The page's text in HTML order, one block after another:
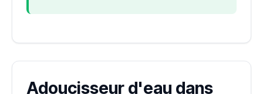
Adoucisseur d'eau dans